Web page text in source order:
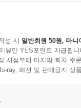
성 시 일반회원 50원, 마니
뷰만 YES포인트 지급됩니
시점부터 마지막 회차 주
ray, 패션 및 판매금지 상